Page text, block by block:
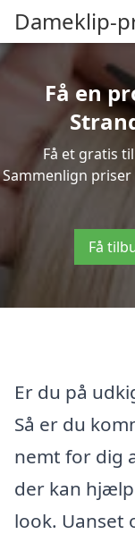
Dameklip-
Få en
Få et gratis
Sammenlign
Få
Er du på
Så er du
nemt for dig
der kan
look. Uanset